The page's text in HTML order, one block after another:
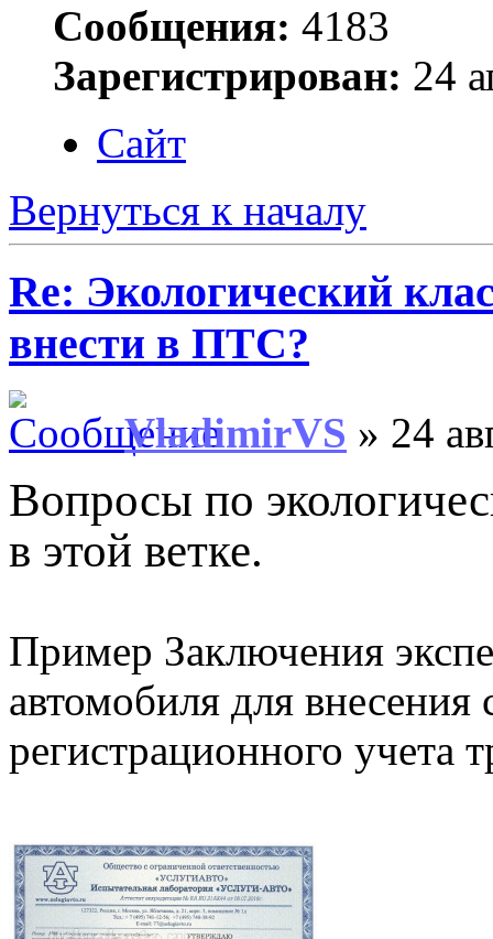
Сообщения: 4183
Зарегистрирован: 24
Сайт
Вернуться к началу
Re: Экологический
внести в ПТС?
VladimirVS » 24
Вопросы по
в этой ветке.
Пример Заключения
автомобиля для внесения
регистрационного учета